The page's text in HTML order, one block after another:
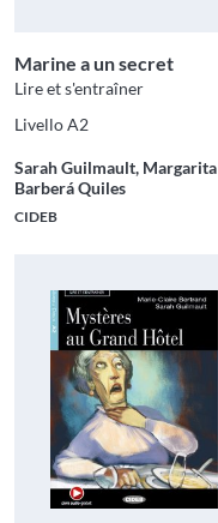
Marine a un secret
Lire et s'entraîner
Livello A2
Sarah Guilmault, Margarita
Barberá Quiles
CIDEB